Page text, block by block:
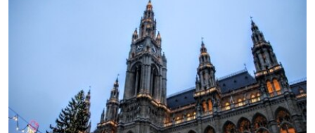
РАСПИСАНИЕ ВЕЩАНИЯ
ПОДПИШИТЕСЬ НА РАССЫЛКУ